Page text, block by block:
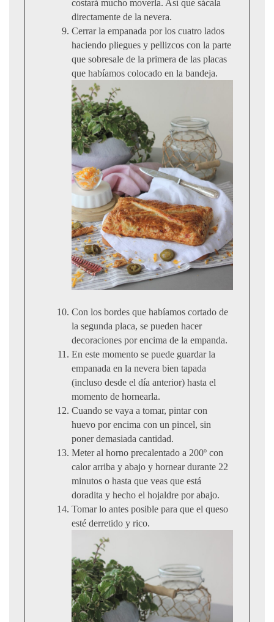
costará mucho moverla. Así que sácala
directamente de la nevera.
Cerrar la empanada por los cuatro lados
haciendo pliegues y pellizcos con la parte
que sobresale de la primera de las placas
que habíamos colocado en la bandeja.
Con los bordes que habíamos cortado de
la segunda placa, se pueden hacer
decoraciones por encima de la empanda.
En este momento se puede guardar la
empanada en la nevera bien tapada
(incluso desde el día anterior) hasta el
momento de hornearla.
Cuando se vaya a tomar, pintar con
huevo por encima con un pincel, sin
poner demasiada cantidad.
Meter al horno precalentado a 200º con
calor arriba y abajo y hornear durante 22
minutos o hasta que veas que está
doradita y hecho el hojaldre por abajo.
Tomar lo antes posible para que el queso
esté derretido y rico.